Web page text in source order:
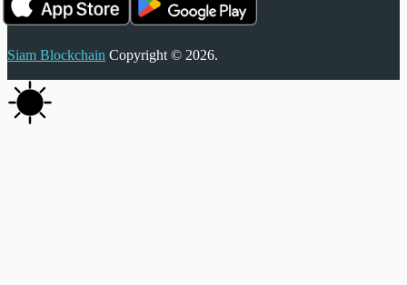
Siam Blockchain Copyright © 2026.